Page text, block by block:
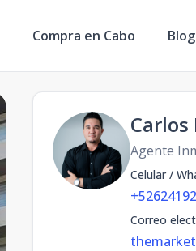
Compra en Cabo Blog
Agente
Celular /
Correo